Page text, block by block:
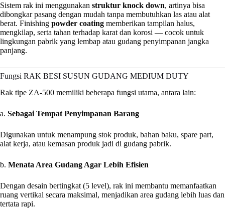
Sistem rak ini menggunakan struktur knock down, artinya bisa
dibongkar pasang dengan mudah tanpa membutuhkan las atau alat
berat. Finishing powder coating memberikan tampilan halus,
mengkilap, serta tahan terhadap karat dan korosi — cocok untuk
lingkungan pabrik yang lembap atau gudang penyimpanan jangka
panjang.
Fungsi RAK BESI SUSUN GUDANG MEDIUM DUTY
Rak tipe ZA-500 memiliki beberapa fungsi utama, antara lain:
a. Sebagai Tempat Penyimpanan Barang
Digunakan untuk menampung stok produk, bahan baku, spare part,
alat kerja, atau kemasan produk jadi di gudang pabrik.
b. Menata Area Gudang Agar Lebih Efisien
Dengan desain bertingkat (5 level), rak ini membantu memanfaatkan
ruang vertikal secara maksimal, menjadikan area gudang lebih luas dan
tertata rapi.